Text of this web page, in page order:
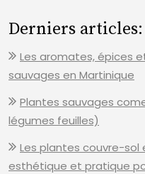
Derniers articles:
Les aromates, épices
sauvages en Martinique
Plantes sauvages
légumes feuilles)
Les plantes couvre-sol
esthétique et pratique